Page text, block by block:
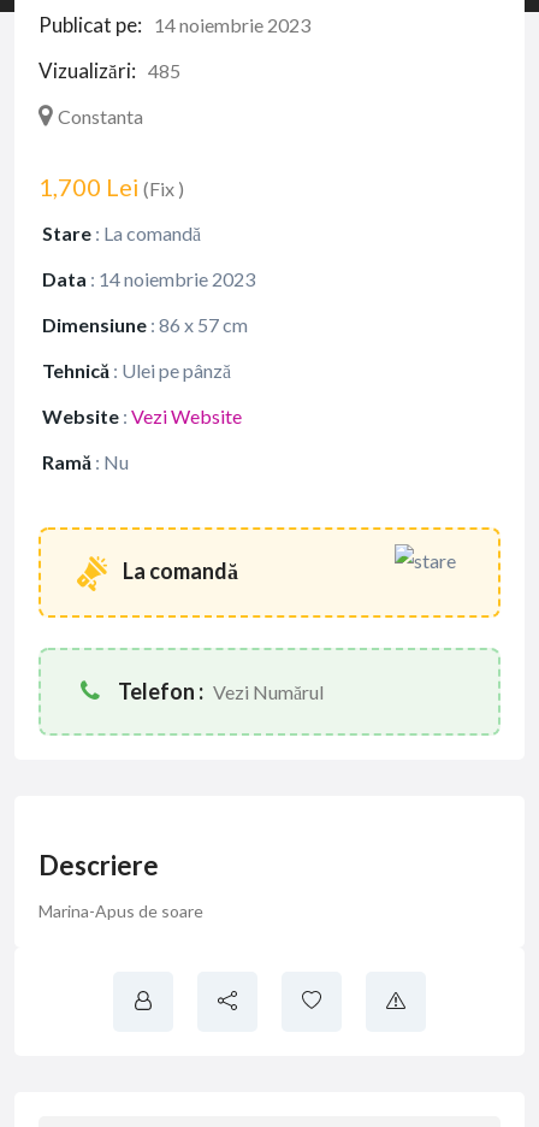
Publicat pe: 14 noiembrie 2023
Vizualizări: 485
Constanta
1,700 Lei (Fix )
Stare : La comandă
Data : 14 noiembrie 2023
Dimensiune : 86 x 57 cm
Tehnică : Ulei pe pânză
Website : Vezi Website
Ramă : Nu
La comandă
Telefon : Vezi Numărul
Descriere
Marina-Apus de soare